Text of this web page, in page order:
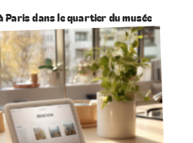
Paris dans le quartier du musée